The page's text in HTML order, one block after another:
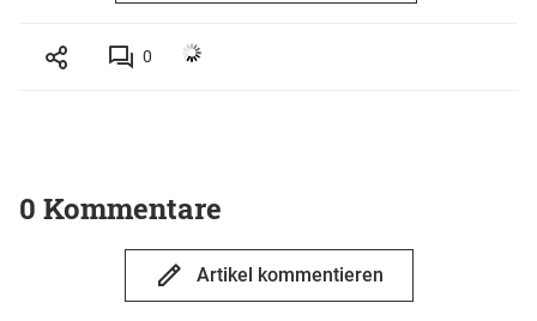
0
0 Kommentare
Artikel kommentieren